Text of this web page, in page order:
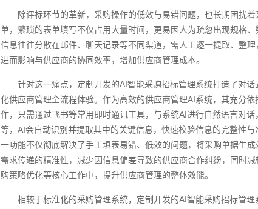
除评标环节的革新，采购操作的低效与易错问题，也长期困扰
单，繁琐的表单填写不仅占用大量时间，更易因人为疏忽出现规格
信息往往分散在邮件、聊天记录等不同渠道，需人工逐一提取、整
进而影响与供应商的协同效率，增加供应商管理成本。
针对这一痛点，定制开发的AI智能采购招标管理系统打造了对
化供应商管理全流程体验。作为高效的供应商管理AI系统，其充分
作，只需通过飞书等常用即时通讯工具，与系统AI进行自然语言对
等，AI会自动识别并提取其中的关键信息，快速校验信息的完整性
一功能不仅彻底解决了手工填表易错、低效的问题，将采购单据生
需求传递的精准性，减少因信息偏差导致的供应商合作纠纷，同时
购策略优化等核心工作中，提升供应商管理的整体效能。
相较于标准化的采购管理系统，定制开发的AI智能采购招标管